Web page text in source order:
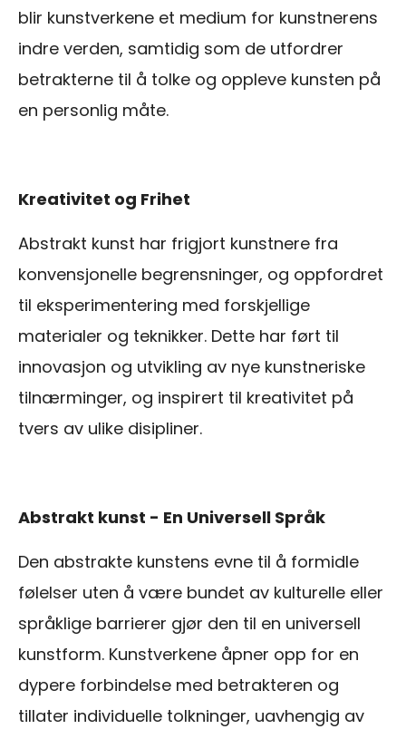
blir kunstverkene et medium for kunstnerens
indre verden, samtidig som de utfordrer
betrakterne til å tolke og oppleve kunsten på
en personlig måte.
Kreativitet og Frihet
Abstrakt kunst har frigjort kunstnere fra
konvensjonelle begrensninger, og oppfordret
til eksperimentering med forskjellige
materialer og teknikker. Dette har ført til
innovasjon og utvikling av nye kunstneriske
tilnærminger, og inspirert til kreativitet på
tvers av ulike disipliner.
Abstrakt kunst - En Universell Språk
Den abstrakte kunstens evne til å formidle
følelser uten å være bundet av kulturelle eller
språklige barrierer gjør den til en universell
kunstform. Kunstverkene åpner opp for en
dypere forbindelse med betrakteren og
tillater individuelle tolkninger, uavhengig av